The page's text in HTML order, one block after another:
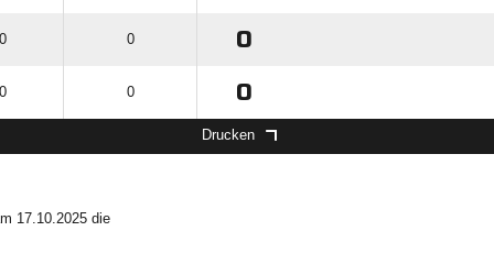
0 0
0 0
Drucken
17.10.2025 die